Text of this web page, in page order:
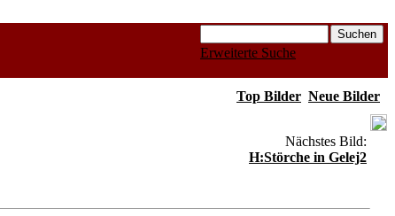
Erweiterte Suche
Top Bilder Neue Bilder
Nächstes Bild:
H:Störche in Gelej2